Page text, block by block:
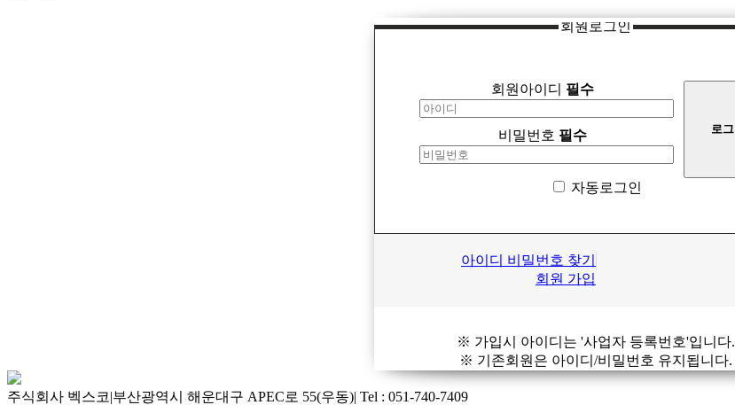
회원로그인
회원아이디 필수
비밀번호 필수
자동로그인
아이디 비밀번호 찾기
회원 가입
※ 가입시 아이디는 '사업자 등록번호'입니다.
※ 기존회원은 아이디/비밀번호 유지됩니다.
주식회사 벡스코|부산광역시 해운대구 APEC로 55(우동)| Tel : 051-740-7409